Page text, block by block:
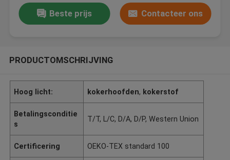
Beste prijs Contacteer ons
PRODUCTOMSCHRIJVING
Hoog licht: kokerhoofden, kokerstof
Betalingsconditie
s
T/T, L/C, D/A, D/P, Western Union
Certificering OEKO-TEX standard 100